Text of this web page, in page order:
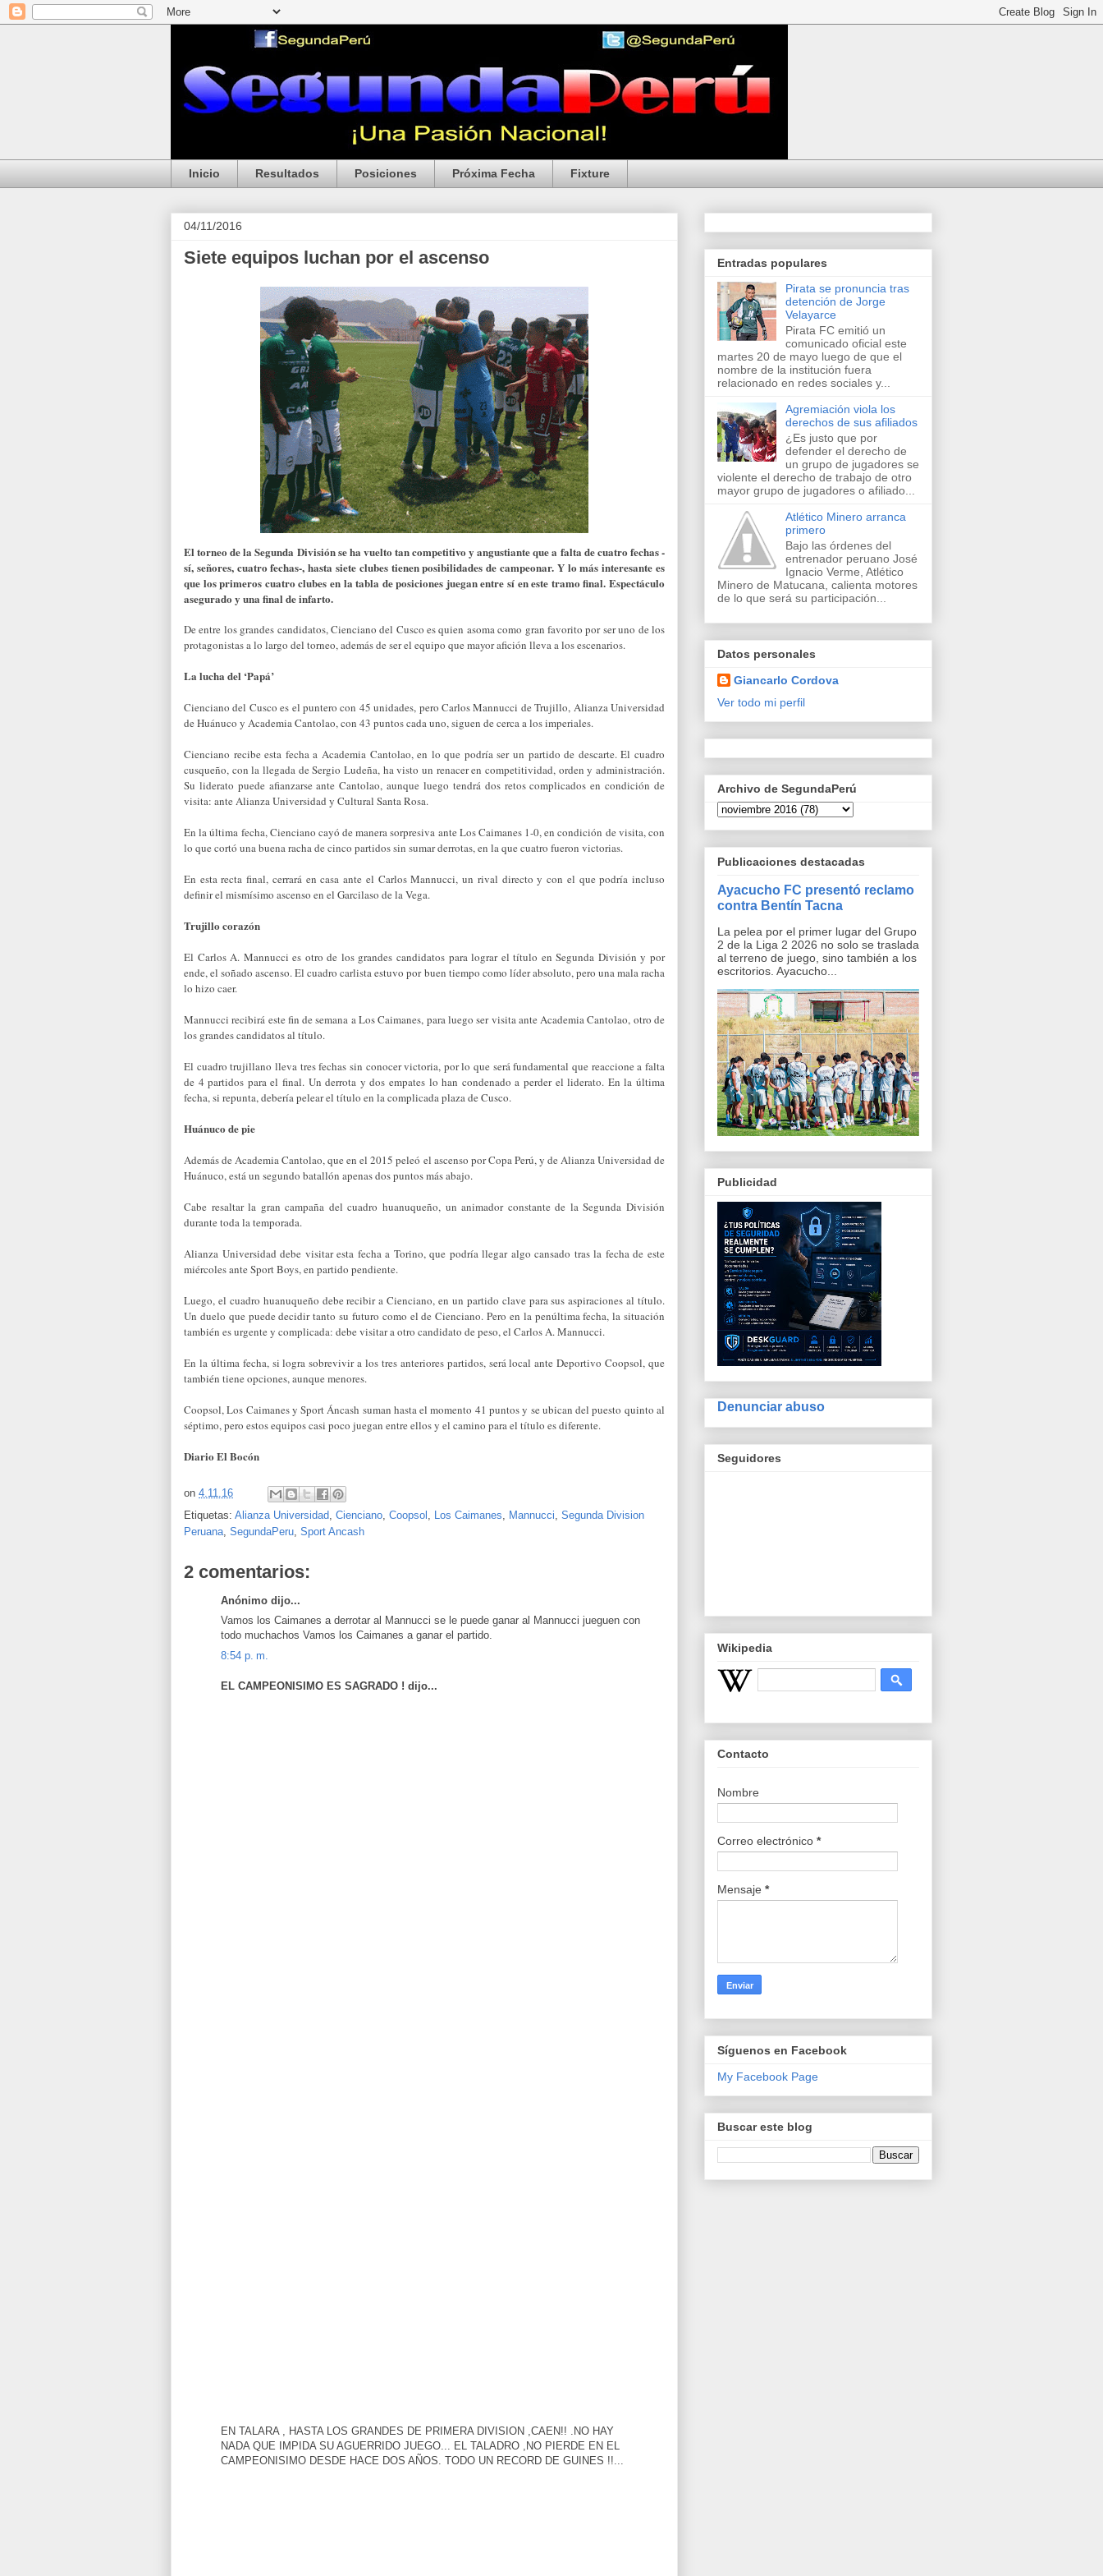
Inicio Resultados Posiciones Próxima Fecha Fixture
04/11/2016
Siete equipos luchan por el ascenso
El torneo de la Segunda División se ha vuelto tan competitivo y angustiante que a falta de cuatro fechas -
sí, señores, cuatro fechas-, hasta siete clubes tienen posibilidades de campeonar. Y lo más interesante es
que los primeros cuatro clubes en la tabla de posiciones juegan entre sí en este tramo final. Espectáculo
asegurado y una final de infarto.
De entre los grandes candidatos, Cienciano del Cusco es quien asoma como gran favorito por ser uno de los
protagonistas a lo largo del torneo, además de ser el equipo que mayor afición lleva a los escenarios.
La lucha del ‘Papá’
Cienciano del Cusco es el puntero con 45 unidades, pero Carlos Mannucci de Trujillo, Alianza Universidad
de Huánuco y Academia Cantolao, con 43 puntos cada uno, siguen de cerca a los imperiales.
Cienciano recibe esta fecha a Academia Cantolao, en lo que podría ser un partido de descarte. El cuadro
cusqueño, con la llegada de Sergio Ludeña, ha visto un renacer en competitividad, orden y administración.
Su liderato puede afianzarse ante Cantolao, aunque luego tendrá dos retos complicados en condición de
visita: ante Alianza Universidad y Cultural Santa Rosa.
En la última fecha, Cienciano cayó de manera sorpresiva ante Los Caimanes 1-0, en condición de visita, con
lo que cortó una buena racha de cinco partidos sin sumar derrotas, en la que cuatro fueron victorias.
En esta recta final, cerrará en casa ante el Carlos Mannucci, un rival directo y con el que podría incluso
definir el mismísimo ascenso en el Garcilaso de la Vega.
Trujillo corazón
El Carlos A. Mannucci es otro de los grandes candidatos para lograr el título en Segunda División y por
ende, el soñado ascenso. El cuadro carlista estuvo por buen tiempo como líder absoluto, pero una mala racha
lo hizo caer.
Mannucci recibirá este fin de semana a Los Caimanes, para luego ser visita ante Academia Cantolao, otro de
los grandes candidatos al título.
El cuadro trujillano lleva tres fechas sin conocer victoria, por lo que será fundamental que reaccione a falta
de 4 partidos para el final. Un derrota y dos empates lo han condenado a perder el liderato. En la última
fecha, si repunta, debería pelear el título en la complicada plaza de Cusco.
Huánuco de pie
Además de Academia Cantolao, que en el 2015 peleó el ascenso por Copa Perú, y de Alianza Universidad de
Huánuco, está un segundo batallón apenas dos puntos más abajo.
Cabe resaltar la gran campaña del cuadro huanuqueño, un animador constante de la Segunda División
durante toda la temporada.
Alianza Universidad debe visitar esta fecha a Torino, que podría llegar algo cansado tras la fecha de este
miércoles ante Sport Boys, en partido pendiente.
Luego, el cuadro huanuqueño debe recibir a Cienciano, en un partido clave para sus aspiraciones al título.
Un duelo que puede decidir tanto su futuro como el de Cienciano. Pero en la penúltima fecha, la situación
también es urgente y complicada: debe visitar a otro candidato de peso, el Carlos A. Mannucci.
En la última fecha, si logra sobrevivir a los tres anteriores partidos, será local ante Deportivo Coopsol, que
también tiene opciones, aunque menores.
Coopsol, Los Caimanes y Sport Áncash suman hasta el momento 41 puntos y se ubican del puesto quinto al
séptimo, pero estos equipos casi poco juegan entre ellos y el camino para el título es diferente.
Diario El Bocón
on 4.11.16
Etiquetas: Alianza Universidad Cienciano Coopsol Los Caimanes Mannucci Segunda Division
Peruana SegundaPeru Sport Ancash
2 comentarios:
Anónimo dijo...
Vamos los Caimanes a derrotar al Mannucci se le puede ganar al Mannucci jueguen con
todo muchachos Vamos los Caimanes a ganar el partido.
8:54 p. m.
EL CAMPEONISIMO ES SAGRADO ! dijo...
EN TALARA , HASTA LOS GRANDES DE PRIMERA DIVISION ,CAEN!! .NO HAY
NADA QUE IMPIDA SU AGUERRIDO JUEGO... EL TALADRO ,NO PIERDE EN EL
CAMPEONISIMO DESDE HACE DOS AÑOS. TODO UN RECORD DE GUINES !!...
Entradas populares
Pirata se pronuncia tras
detención de Jorge
Velayarce
Pirata FC emitió un
comunicado oficial este
martes 20 de mayo luego de que el
nombre de la institución fuera
relacionado en redes sociales y...
Agremiación viola los
derechos de sus afiliados
¿Es justo que por
defender el derecho de
un grupo de jugadores se
violente el derecho de trabajo de otro
mayor grupo de jugadores o afiliado...
Atlético Minero arranca
primero
Bajo las órdenes del
entrenador peruano José
Ignacio Verme, Atlético
Minero de Matucana, calienta motores
de lo que será su participación...
Datos personales
Giancarlo Cordova
Ver todo mi perfil
Archivo de SegundaPerú
Publicaciones destacadas
Ayacucho FC presentó reclamo
contra Bentín Tacna
La pelea por el primer lugar del Grupo
2 de la Liga 2 2026 no solo se traslada
al terreno de juego, sino también a los
escritorios. Ayacucho...
Publicidad
Denunciar abuso
Seguidores
Wikipedia
Contacto
Nombre
Correo electrónico *
Mensaje *
Síguenos en Facebook
My Facebook Page
Buscar este blog